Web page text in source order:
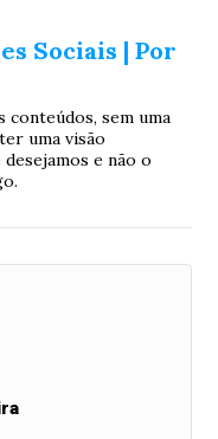
Sociais | Por
conteúdos, sem uma
uma visão
e não o